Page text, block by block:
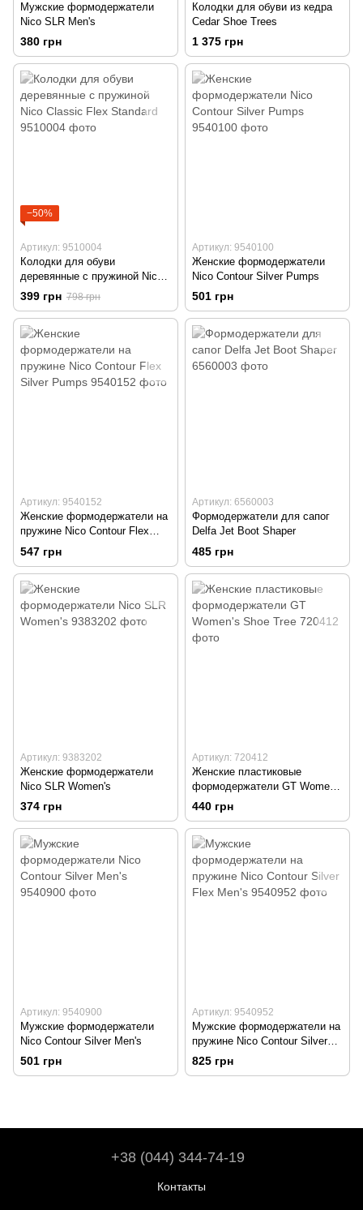
Мужские формодержатели
Nico SLR Men's
380 грн
Колодки для обуви из кедра
Cedar Shoe Trees
1 375 грн
−50%
Артикул: 9510004
Колодки для обуви
деревянные с пружиной Nico
Classic Flex Standard
399 грн 798 грн
Артикул: 9540100
Женские формодержатели
Nico Contour Silver Pumps
501 грн
Артикул: 9540152
Женские формодержатели на
пружине Nico Contour Flex
Silver Pumps
547 грн
Артикул: 6560003
Формодержатели для сапог
Delfa Jet Boot Shaper
485 грн
Артикул: 9383202
Женские формодержатели
Nico SLR Women's
374 грн
Артикул: 720412
Женские пластиковые
формодержатели GT Women's
Shoe Tree
440 грн
Артикул: 9540900
Мужские формодержатели
Nico Contour Silver Men's
501 грн
Артикул: 9540952
Мужские формодержатели на
пружине Nico Contour Silver
Flex Men's
825 грн
+38 (044) 344-74-19
Контакты